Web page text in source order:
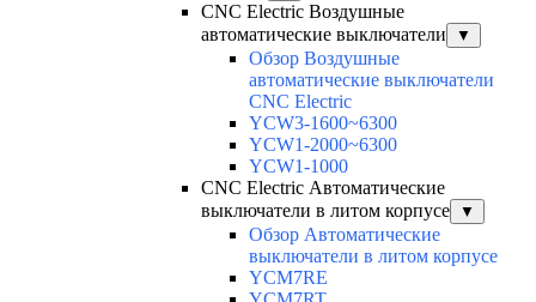
CNC Electric Воздушные
автоматические выключатели
▼
Обзор Воздушные
автоматические выключатели
CNC Electric
YCW3-1600~6300
YCW1-2000~6300
YCW1-1000
CNC Electric Автоматические
выключатели в литом корпусе
▼
Обзор Автоматические
выключатели в литом корпусе
YCM7RE